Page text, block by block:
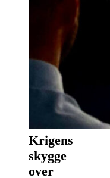
Krigens
skygge
over